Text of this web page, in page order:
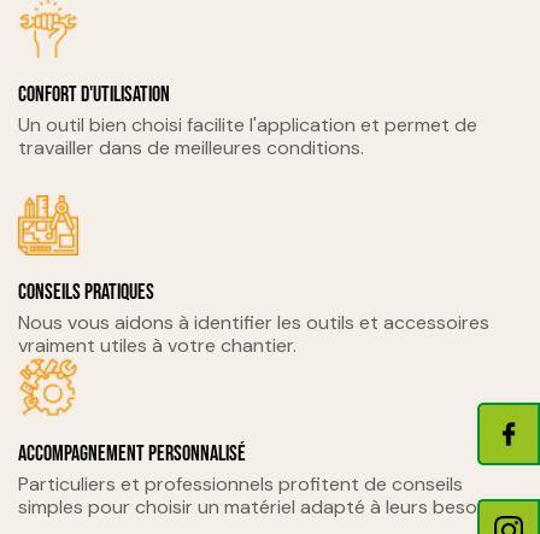
Confort d'utilisation
Un outil bien choisi facilite l'application et permet de
travailler dans de meilleures conditions.
Conseils pratiques
Nous vous aidons à identifier les outils et accessoires
vraiment utiles à votre chantier.
Accompagnement personnalisé
Particuliers et professionnels profitent de conseils
simples pour choisir un matériel adapté à leurs besoins.